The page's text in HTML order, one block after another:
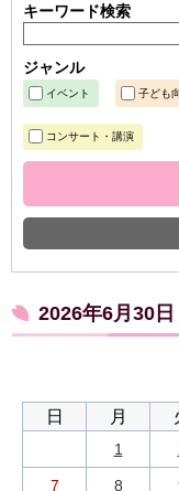
キーワード検索
ジャンル
イベント 子ども
コンサート・講演
2026年6月30
日 月
1
7 8